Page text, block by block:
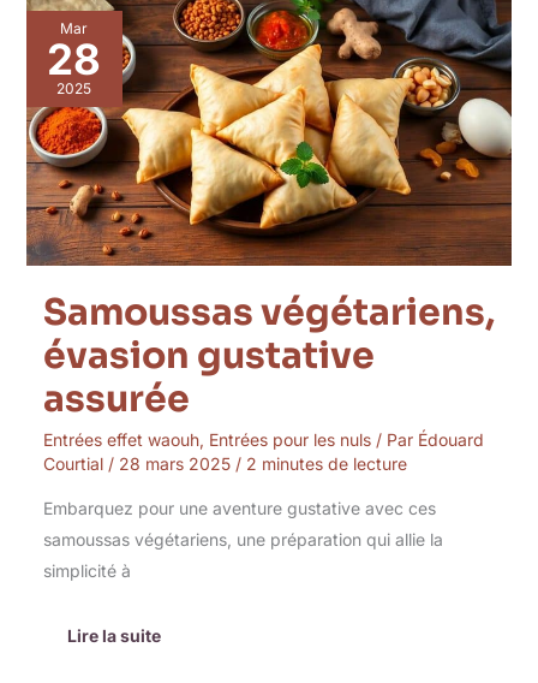
Mar
28
2025
Samoussas végétariens,
évasion gustative
assurée
Entrées effet waouh, Entrées pour les nuls/ Par Édouard
Courtial / 28 mars 2025 / 2 minutes de lecture
Embarquez pour une aventure gustative avec ces
samoussas végétariens, une préparation qui allie la
simplicité à
Samoussas
végétariens,
évasion
gustative
assurée
Lire la suite